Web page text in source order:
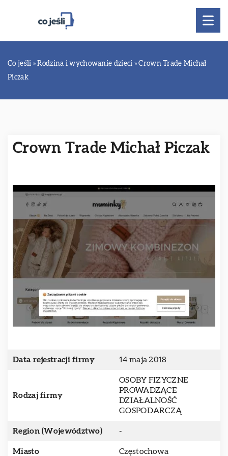
Co jeśli »Rodzina i wychowanie dzieci »Crown Trade Michał
Piczak
Crown Trade Michał Piczak
Data rejestracji firmy 14 maja 2018
Rodzaj firmy
OSOBY FIZYCZNE
PROWADZĄCE
DZIAŁALNOŚĆ
GOSPODARCZĄ
Region (Województwo) -
Miasto Częstochowa